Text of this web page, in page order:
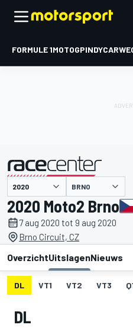
FORMULE 1MOTOGPINDYCAR
gepresenteerd door BRNO
2020 Moto2 Brno
7 aug 2020 tot 9 aug 2020
Brno Circuit, CZ
OverzichtUitslagenNieuws
DL VT1 VT2 VT3
DL